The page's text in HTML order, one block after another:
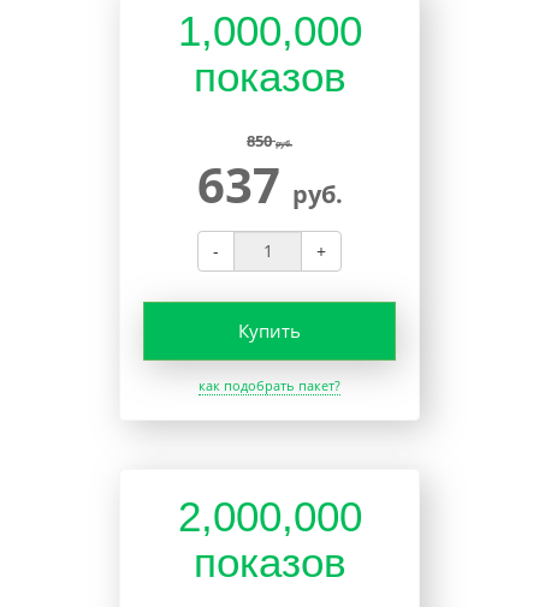
1,000,000
показов
850руб.
637 руб.
- +
Купить
как подобрать пакет?
2,000,000
показов